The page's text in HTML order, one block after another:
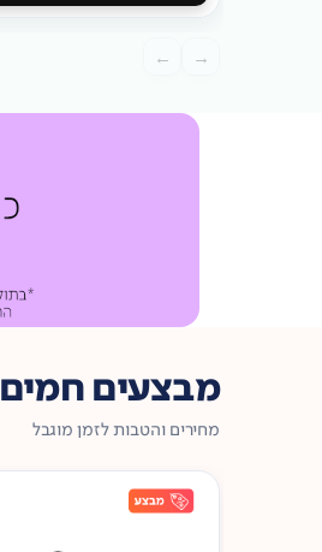
ברכישה*→
←
מבצעים חמים
מחירים והטבות לזמן מוגבל